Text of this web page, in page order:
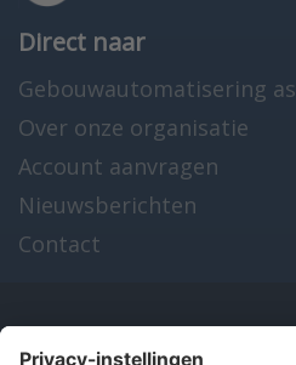
Direct naar
Gebouwautomatisering
Over onze organisatie
Account aanvragen
Nieuwsberichten
Contact
Onze producten